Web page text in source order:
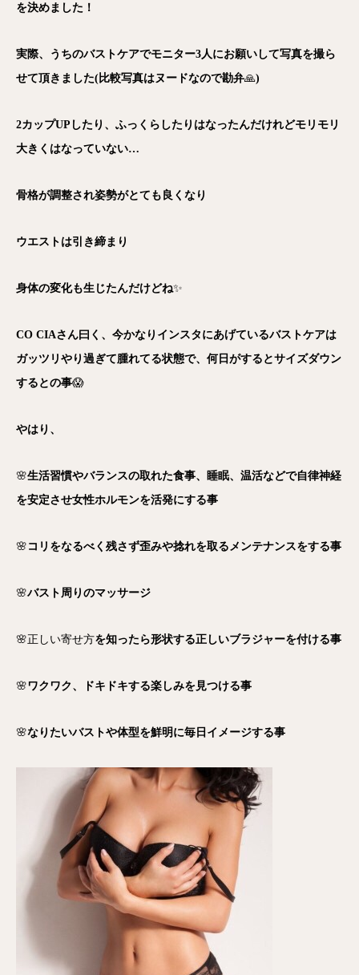
を決めました！
実際、うちのバストケアでモニター3人にお願いして写真を撮ら
せて頂きました(比較写真はヌードなので勘弁🙏)
2カップUPしたり、ふっくらしたりはなったんだけれどモリモリ
大きくはなっていない…
骨格が調整され姿勢がとても良くなり
ウエストは引き締まり
身体の変化も生じたんだけどね✨
CO CIAさん曰く、今かなりインスタにあげているバストケアは
ガッツリやり過ぎて腫れてる状態で、何日がするとサイズダウン
するとの事😱
やはり、
🌸生活習慣やバランスの取れた食事、睡眠、温活などで自律神経
を安定させ女性ホルモンを活発にする事
🌸 コリをなるべく残さず歪みや捻れを取るメンテナンスをする事
🌸バスト周りのマッサージ
🌸正しい寄せ方を知ったら形状する正しいブラジャーを付ける事
🌸ワクワク、ドキドキする楽しみを見つける事
🌸なりたいバストや体型を鮮明に毎日イメージする事